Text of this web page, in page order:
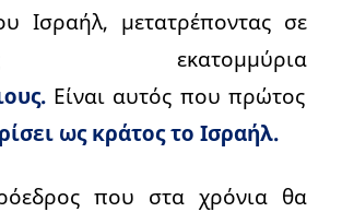
Ισραήλ, μετατρέποντας σε
εκατομμύρια
Είναι αυτός που πρώτος
ως κράτος το Ισραήλ.
που στα χρόνια θα